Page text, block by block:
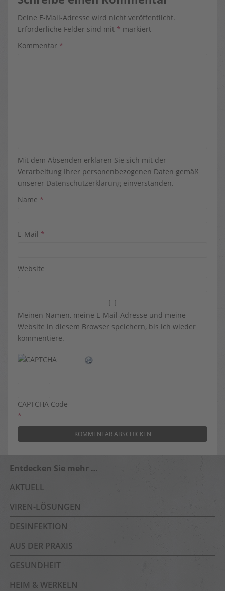
Deine E-Mail-Adresse wird nicht veröffentlicht.
Erforderliche Felder sind mit * markiert
Kommentar *
Mit dem Absenden erklären Sie sich mit der
Verarbeitung Ihrer personenbezogenen Daten gemäß
unserer Datenschutzerklärung einverstanden.
Name *
E-Mail *
Website
Meinen Namen, meine E-Mail-Adresse und meine
Website in diesem Browser speichern, bis ich wieder
kommentiere.
CAPTCHA Code
*
Entdecken Sie mehr …
AKTUELL
VIREN-LÖSUNGEN
DESINFEKTION
AUS DER PRAXIS
GESUNDHEIT
HEIM & WERKELN